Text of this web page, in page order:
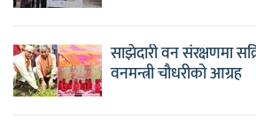
साझेदारी वन संरक्षणमा
वनमन्त्री चौधरीको आग्रह